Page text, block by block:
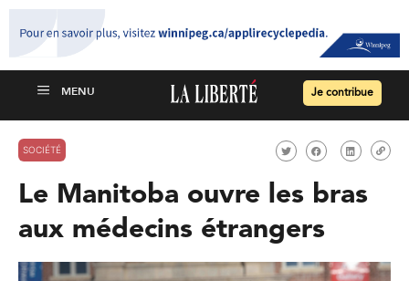
Je contribue
SOCIÉTÉ
Le Manitoba ouvre les bras
aux médecins étrangers